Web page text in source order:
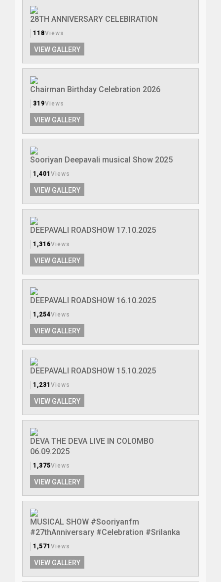
28TH ANNIVERSARY CELEBIRATION
118Views
VIEW GALLERY
Chairman Birthday Celebration 2026
319Views
VIEW GALLERY
Sooriyan Deepavali musical Show 2025
1,401 Views
VIEW GALLERY
DEEPAVALI ROADSHOW 17.10.2025
1,316Views
VIEW GALLERY
DEEPAVALI ROADSHOW 16.10.2025
1,254Views
VIEW GALLERY
DEEPAVALI ROADSHOW 15.10.2025
1,231 Views
VIEW GALLERY
DEVA THE DEVA LIVE IN COLOMBO
06.09.2025
1,375Views
VIEW GALLERY
MUSICAL SHOW #Sooriyanfm
#27thAnniversary #Celebration #Srilanka
1,571 Views
VIEW GALLERY